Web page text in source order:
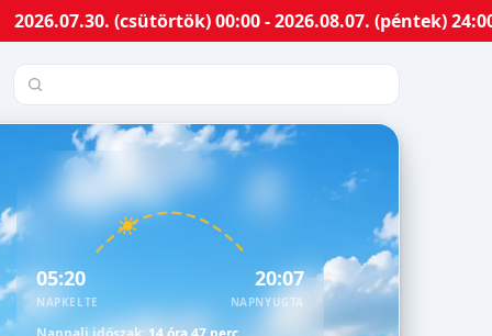
(csütörtök) 00:00 - 2026.08.07. (péntek) 24:00-ig
Település keresése
05:20
NAPKELTE
20:07
NAPNYUGTA